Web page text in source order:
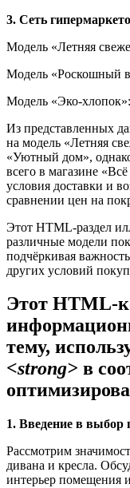
3. Сеть
Модель «Летняя
Модель «Роскошный
Модель «Эко-
Из представленных
на модель «Летняя
«Уютный дом»,
всего в магазине
условия доставки и
сравнении цен на
Этот HTML-раздел
различные модели
подчёркивая
других условий
Этот HTML-
тему,
<strong> в
1. Введение в выбор
Рассмотрим
дивана и кресла.
интерьер помещения